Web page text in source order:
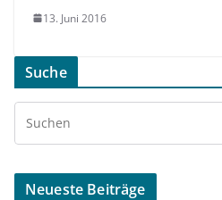
13. Juni 2016
Suche
Neueste Beiträge